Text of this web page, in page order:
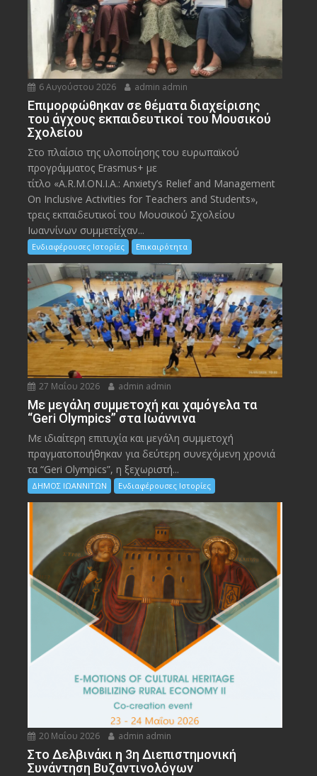
6 Αυγούστου 2026 admin admin
Eπιμορφώθηκαν σε θέματα διαχείρισης
του άγχους εκπαιδευτικοί του Μουσικού
Σχολείου
Στο πλαίσιο της υλοποίησης του ευρωπαϊκού
προγράμματος Erasmus+ με
τίτλο «A.R.M.ON.I.A.: Anxiety’s Relief and Management
On Inclusive Activities for Teachers and Students»,
τρεις εκπαιδευτικοί του Μουσικού Σχολείου
Ιωαννίνων συμμετείχαν...
Ενδιαφέρουσες Ιστορίες Επικαιρότητα
27 Μαΐου 2026 admin admin
Με μεγάλη συμμετοχή και χαμόγελα τα
“Geri Olympics” στα Ιωάννινα
Με ιδιαίτερη επιτυχία και μεγάλη συμμετοχή
πραγματοποιήθηκαν για δεύτερη συνεχόμενη χρονιά
τα “Geri Olympics”, η ξεχωριστή...
ΔΗΜΟΣ ΙΩΑΝΝΙΤΩΝ Ενδιαφέρουσες Ιστορίες
20 Μαΐου 2026 admin admin
Στο Δελβινάκι η 3η Διεπιστημονική
Συνάντηση Βυζαντινολόγων